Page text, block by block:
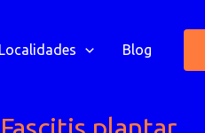
Localidades Blog